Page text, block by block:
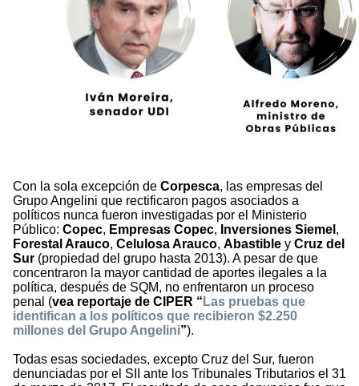
Con la sola excepción de Corpesca, las empresas del
Grupo Angelini que rectificaron pagos asociados a
políticos nunca fueron investigadas por el Ministerio
Público: Copec, Empresas Copec, Inversiones Siemel ,
Forestal Arauco, Celulosa Arauco, Abastible y Cruz del
Sur (propiedad del grupo hasta 2013). A pesar de que
concentraron la mayor cantidad de aportes ilegales a la
política, después de SQM, no enfrentaron un proceso
penal (vea reportaje de CIPER “ Las pruebas que
identifican a los políticos que recibieron $2.250
millones del Grupo Angelini”).
Todas esas sociedades, excepto Cruz del Sur, fueron
denunciadas por el SII ante los Tribunales Tributarios el 31